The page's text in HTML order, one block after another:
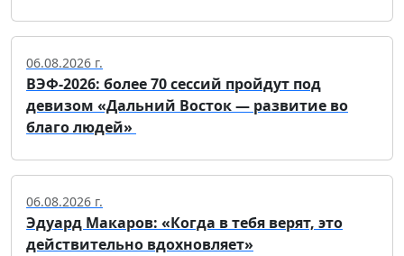
06.08.2026 г.
ВЭФ-2026: более 70 сессий пройдут под
девизом «Дальний Восток — развитие во
благо людей»
06.08.2026 г.
Эдуард Макаров: «Когда в тебя верят, это
действительно вдохновляет»